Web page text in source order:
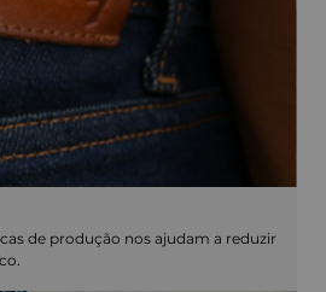
de produção nos ajudam a reduzir